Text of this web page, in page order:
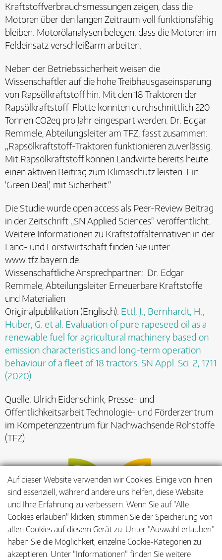
Kraftstoffverbrauchsmessungen zeigen, dass die
Motoren über den langen Zeitraum voll funktionsfähig
bleiben. Motorölanalysen belegen, dass die Motoren im
Feldeinsatz verschleißarm arbeiten.
Neben der Betriebssicherheit weisen die
Wissenschaftler auf die hohe Treibhausgaseinsparung
von Rapsölkraftstoff hin. Mit den 18 Traktoren der
Rapsölkraftstoff-Flotte konnten durchschnittlich 220
Tonnen CO2eq pro Jahr eingespart werden. Dr. Edgar
Remmele, Abteilungsleiter am TFZ, fasst zusammen:
„Rapsölkraftstoff-Traktoren funktionieren zuverlässig.
Mit Rapsölkraftstoff können Landwirte bereits heute
einen aktiven Beitrag zum Klimaschutz leisten. Ein
'Green Deal', mit Sicherheit.“
Die Studie wurde open access als Peer-Review Beitrag
in der Zeitschrift „SN Applied Sciences“ veröffentlicht.
Weitere Informationen zu Kraftstoffalternativen in der
Land- und Forstwirtschaft finden Sie unter
www.tfz.bayern.de.
Wissenschaftliche Ansprechpartner: Dr. Edgar
Remmele, Abteilungsleiter Erneuerbare Kraftstoffe
und Materialien
Originalpublikation (Englisch): Ettl, J., Bernhardt, H.,
Huber, G. et al. Evaluation of pure rapeseed oil as a
renewable fuel for agricultural machinery based on
emission characteristics and long-term operation
behaviour of a fleet of 18 tractors. SN Appl. Sci. 2, 1711
(2020).
Quelle: Ulrich Eidenschink, Presse- und
Öffentlichkeitsarbeit Technologie- und Förderzentrum
im Kompetenzzentrum für Nachwachsende Rohstoffe
(TFZ)
Auf dieser Website verwenden wir Cookies. Einige von ihnen
sind essenziell, während andere uns helfen, diese Website
und Ihre Erfahrung zu verbessern. Wenn Sie auf "Alle
Cookies erlauben" klicken, stimmen Sie der Speicherung von
allen Cookies auf diesem Gerät zu. Unter "Auswahl erlauben"
haben Sie die Möglichkeit, einzelne Cookie-Kategorien zu
akzeptieren. Unter "Informationen" finden Sie weitere